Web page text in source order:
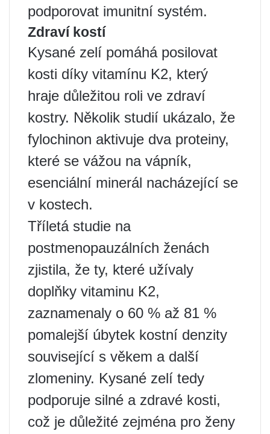
podporovat imunitní systém.
Zdraví kostí
Kysané zelí pomáhá posilovat
kosti díky vitamínu K2, který
hraje důležitou roli ve zdraví
kostry. Několik studií ukázalo, že
fylochinon aktivuje dva proteiny,
které se vážou na vápník,
esenciální minerál nacházející se
v kostech.
Tříletá studie na
postmenopauzálních ženách
zjistila, že ty, které užívaly
doplňky vitaminu K2,
zaznamenaly o 60 % až 81 %
pomalejší úbytek kostní denzity
související s věkem a další
zlomeniny. Kysané zelí tedy
podporuje silné a zdravé kosti,
což je důležité zejména pro ženy